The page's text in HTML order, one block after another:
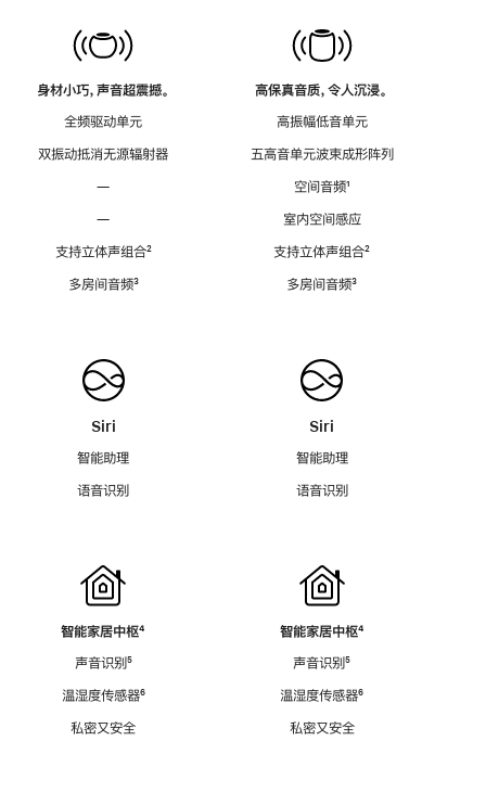
身材小巧，声音超震撼。
全频驱动单元
双振动抵消无源辐射器
—
—
支持立体声组合脚
²
多房间音频脚
³
Siri
智能助理
语音识别
智能家居中枢脚
⁴
声音识别脚
⁵
温湿度传感器脚
⁶
私密又安全
高保真音质，令人沉浸。
高振幅低音单元
五高音单元波束成形阵列
空间音频脚
¹
室内空间感应
支持立体声组合脚
²
多房间音频脚
³
Siri
智能助理
语音识别
智能家居中枢脚
⁴
声音识别脚
⁵
温湿度传感器脚
⁶
私密又安全